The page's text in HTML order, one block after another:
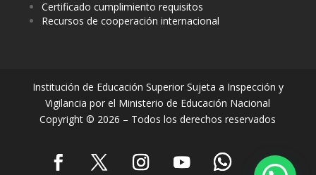
Certificado cumplimiento requisitos
Recursos de cooperación internacional
Institución de Educación Superior Sujeta a Inspección y
Vigilancia por el Ministerio de Educación Nacional
Copyright © 2026 – Todos los derechos reservados